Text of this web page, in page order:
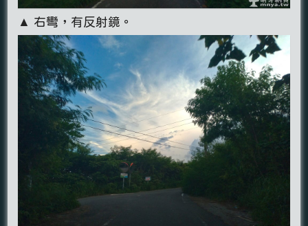
▲ 右彎，有反射鏡。